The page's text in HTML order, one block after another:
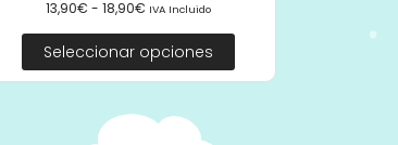
13,90€ - 18,90€ IVA Incluido
Seleccionar opciones